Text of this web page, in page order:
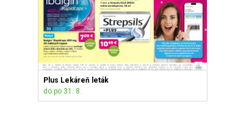
Plus Lekáreň leták
do po 31. 8.